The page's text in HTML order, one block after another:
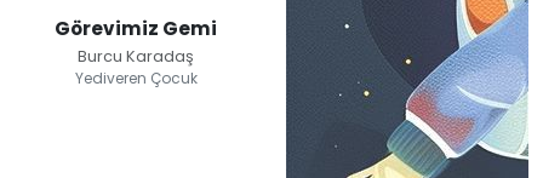
Görevimiz Gemi
Burcu Karadaş
Yediveren Çocuk